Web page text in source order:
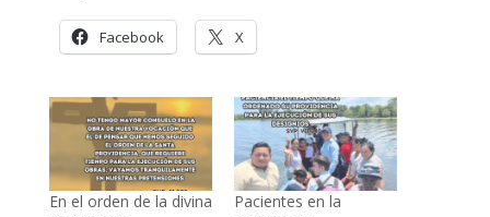
Facebook X
En el orden de la divina
Pacientes en la